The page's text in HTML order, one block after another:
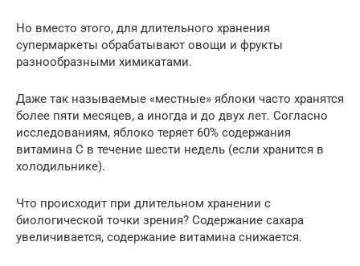
Но вместо этого, для длительного хранения
супермаркеты обрабатывают овощи и фрукты
разнообразными химикатами.
Даже так называемые «местные» яблоки часто хранятся
более пяти месяцев, а иногда и до двух лет. Согласно
исследованиям, яблоко теряет 60% содержания
витамина С в течение шести недель (если хранится в
холодильнике).
Что происходит при длительном хранении с
биологической точки зрения? Содержание сахара
увеличивается, содержание витамина снижается.